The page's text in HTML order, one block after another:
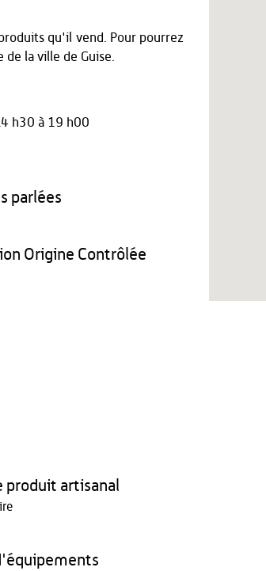
qu'il vend. Pour pourrez
la ville de Guise.
h30 à 19 h00
parlées
Origine Contrôlée
produit artisanal